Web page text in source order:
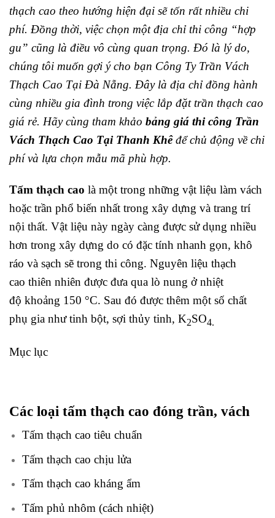
thạch cao theo hướng hiện đại sẽ tốn rất nhiều chi
phí. Đồng thời, việc chọn một địa chỉ thi công “hợp
gu” cũng là điều vô cùng quan trọng. Đó là lý do,
chúng tôi muốn gợi ý cho bạn Công Ty Trần Vách
Thạch Cao Tại Đà Nẵng. Đây là địa chỉ đồng hành
cùng nhiều gia đình trong việc lắp đặt trần thạch cao
giá rẻ. Hãy cùng tham khảo bảng giá thi công Trần
Vách Thạch Cao Tại Thanh Khêđể chủ động về chi
phí và lựa chọn mẫu mã phù hợp.
Tấm thạch cao là một trong những vật liệu làm vách
hoặc trần phổ biến nhất trong xây dựng và trang trí
nội thất. Vật liệu này ngày càng được sử dụng nhiều
hơn trong xây dựng do có đặc tính nhanh gọn, khô
ráo và sạch sẽ trong thi công. Nguyên liệu thạch
cao thiên nhiên được đưa qua lò nung ở nhiệt
độ khoảng 150 °C. Sau đó được thêm một số chất
phụ gia như tinh bột, sợi thủy tinh, K2SO4.
Mục lục
Các loại tấm thạch cao đóng trần, vách
Tấm thạch cao tiêu chuẩn
Tấm thạch cao chịu lửa
Tấm thạch cao kháng ẩm
Tấm phủ nhôm (cách nhiệt)